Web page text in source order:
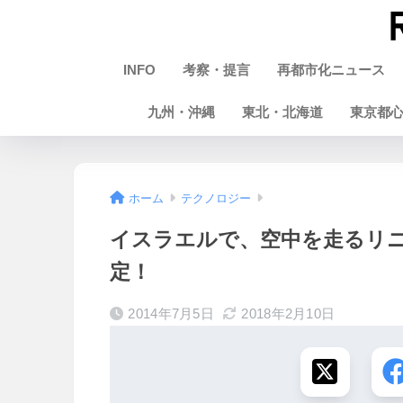
INFO 考察・提言 再都市化ニュース
九州・沖縄 東北・北海道 東京都心
ホーム テクノロジー
イスラエルで、空中を走るリ
定！
2014年7月5日 2018年2月10日